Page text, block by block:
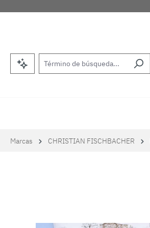
al contenido principal
Saltar a la búsqueda
Saltar a la navegación principal
Marcas CHRISTIAN FISCHBACHER